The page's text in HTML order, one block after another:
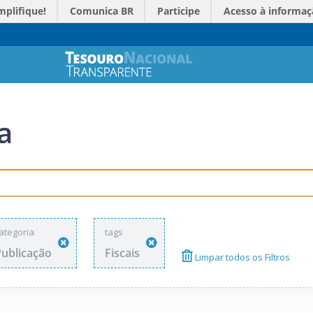
Comunica BR Participe Acesso à
tags
Fiscais Limpar todos os Filtros